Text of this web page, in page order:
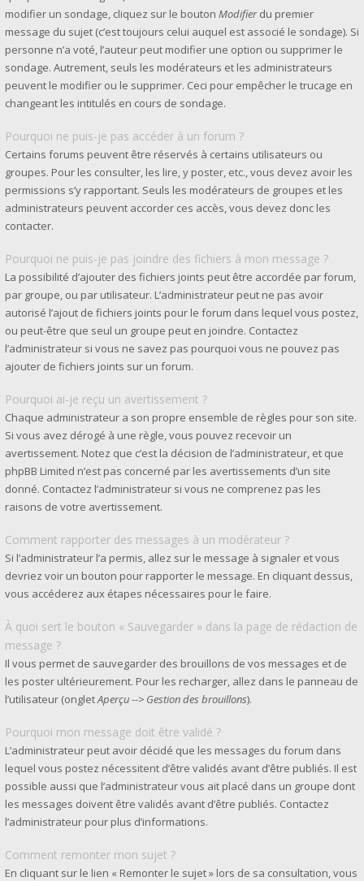
modifier un sondage, cliquez sur le bouton Modifierdu premier
message du sujet (c’est toujours celui auquel est associé le sondage). Si
personne n’a voté, l’auteur peut modifier une option ou supprimer le
sondage. Autrement, seuls les modérateurs et les administrateurs
peuvent le modifier ou le supprimer. Ceci pour empêcher le trucage en
changeant les intitulés en cours de sondage.
Pourquoi ne puis-je pas accéder à un forum ?
Certains forums peuvent être réservés à certains utilisateurs ou
groupes. Pour les consulter, les lire, y poster, etc., vous devez avoir les
permissions s’y rapportant. Seuls les modérateurs de groupes et les
administrateurs peuvent accorder ces accès, vous devez donc les
contacter.
Pourquoi ne puis-je pas joindre des fichiers à mon message ?
La possibilité d’ajouter des fichiers joints peut être accordée par forum,
par groupe, ou par utilisateur. L’administrateur peut ne pas avoir
autorisé l’ajout de fichiers joints pour le forum dans lequel vous postez,
ou peut-être que seul un groupe peut en joindre. Contactez
l’administrateur si vous ne savez pas pourquoi vous ne pouvez pas
ajouter de fichiers joints sur un forum.
Pourquoi ai-je reçu un avertissement ?
Chaque administrateur a son propre ensemble de règles pour son site.
Si vous avez dérogé à une règle, vous pouvez recevoir un
avertissement. Notez que c’est la décision de l’administrateur, et que
phpBB Limited n’est pas concerné par les avertissements d’un site
donné. Contactez l’administrateur si vous ne comprenez pas les
raisons de votre avertissement.
Comment rapporter des messages à un modérateur ?
Si l’administrateur l’a permis, allez sur le message à signaler et vous
devriez voir un bouton pour rapporter le message. En cliquant dessus,
vous accéderez aux étapes nécessaires pour le faire.
À quoi sert le bouton « Sauvegarder » dans la page de rédaction de
message ?
Il vous permet de sauvegarder des brouillons de vos messages et de
les poster ultérieurement. Pour les recharger, allez dans le panneau de
l’utilisateur (ongletAperçu --> Gestion des brouillons).
Pourquoi mon message doit être validé ?
L’administrateur peut avoir décidé que les messages du forum dans
lequel vous postez nécessitent d’être validés avant d’être publiés. Il est
possible aussi que l’administrateur vous ait placé dans un groupe dont
les messages doivent être validés avant d’être publiés. Contactez
l’administrateur pour plus d’informations.
Comment remonter mon sujet ?
En cliquant sur le lien « Remonter le sujet » lors de sa consultation, vous